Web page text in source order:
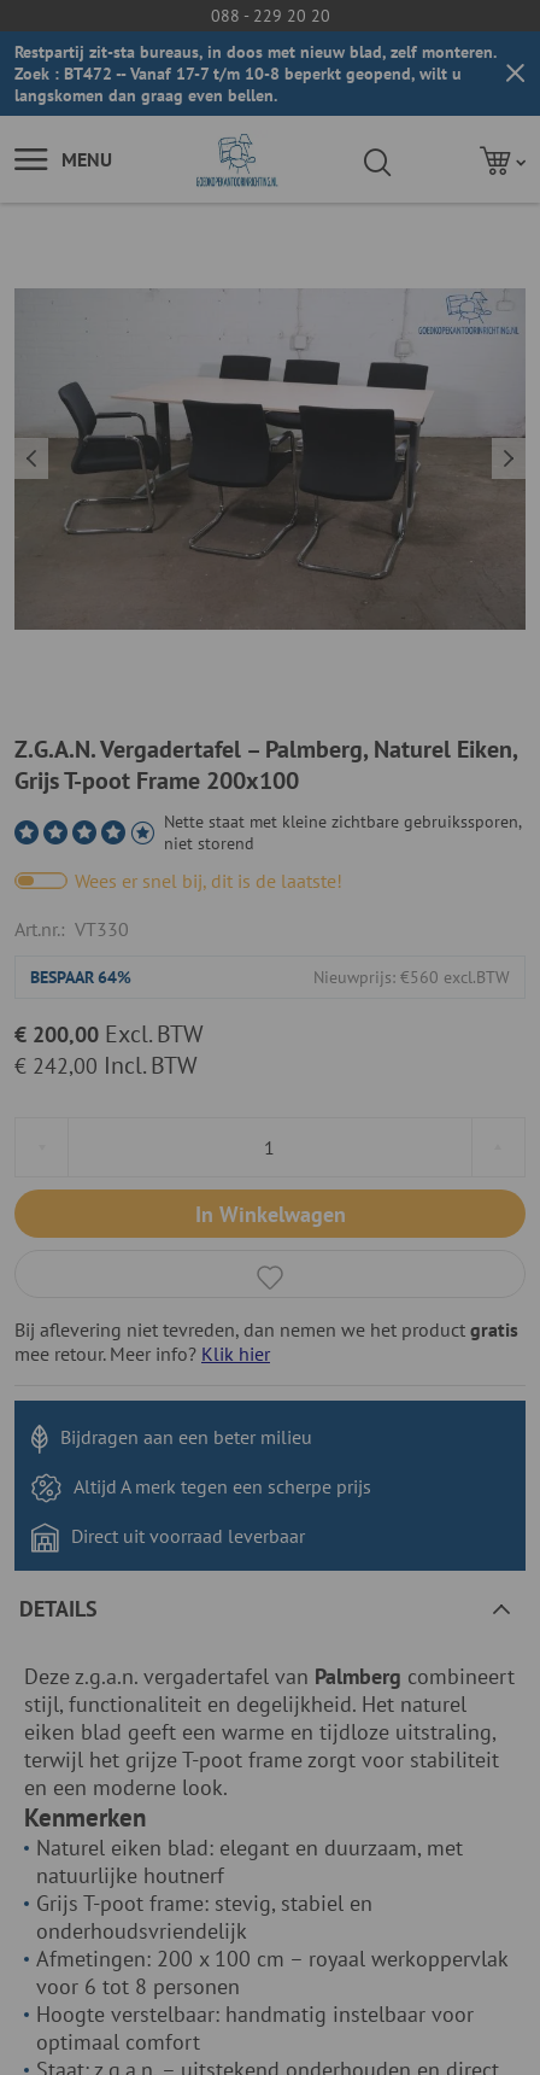
088 - 229 20 20
Restpartij zit-sta bureaus, in doos met nieuw blad, zelf monteren.
Zoek : BT472 -- Vanaf 17-7 t/m 10-8 beperkt geopend, wilt u
langskomen dan graag even bellen.
MENU
Z.G.A.N. Vergadertafel – Palmberg, Naturel Eiken,
Grijs T-poot Frame 200x100
Nette staat met kleine zichtbare gebruikssporen,
niet storend
Wees er snel bij, dit is de laatste!
Art.nr.: VT330
BESPAAR64% Nieuwprijs: €560 excl.BTW
€ 242,00 Incl. BTW
€ 200,00 Excl. BTW
In Winkelwagen
Bij aflevering niet tevreden, dan nemen we het product gratis
mee retour. Meer info? Klik hier
Bijdragen aan een beter milieu
Altijd A merk tegen een scherpe prijs
Direct uit voorraad leverbaar
DETAILS
Deze z.g.a.n. vergadertafel van Palmberg combineert
stijl, functionaliteit en degelijkheid. Het naturel
eiken blad geeft een warme en tijdloze uitstraling,
terwijl het grijze T-poot frame zorgt voor stabiliteit
en een moderne look.
Kenmerken
Naturel eiken blad: elegant en duurzaam, met
natuurlijke houtnerf
Grijs T-poot frame: stevig, stabiel en
onderhoudsvriendelijk
Afmetingen: 200 x 100 cm – royaal werkoppervlak
voor 6 tot 8 personen
Hoogte verstelbaar: handmatig instelbaar voor
optimaal comfort